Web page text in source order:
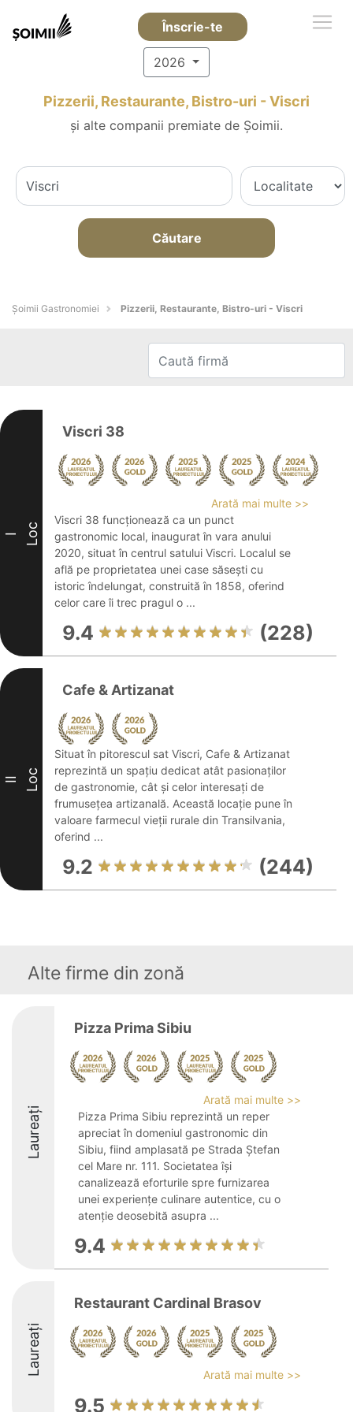
Înscrie-te
2026
Pizzerii, Restaurante, Bistro-uri - Viscri
și alte companii premiate de Șoimii.
Căutare
Șoimii Gastronomiei Pizzerii, Restaurante, Bistro-uri - Viscri
I Loc
Viscri 38
Arată mai multe >>
Viscri 38 funcționează ca un punct
gastronomic local, inaugurat în vara anului
2020, situat în centrul satului Viscri. Localul se
află pe proprietatea unei case săsești cu
istoric îndelungat, construită în 1858, oferind
celor care îi trec pragul o ...
9.4 (228)
II Loc
Cafe & Artizanat
Situat în pitorescul sat Viscri, Cafe & Artizanat
reprezintă un spațiu dedicat atât pasionaților
de gastronomie, cât și celor interesați de
frumusețea artizanală. Această locație pune în
valoare farmecul vieții rurale din Transilvania,
oferind ...
9.2 (244)
Alte firme din zonă
Laureați
Pizza Prima Sibiu
Arată mai multe >>
Pizza Prima Sibiu reprezintă un reper
apreciat în domeniul gastronomic din
Sibiu, fiind amplasată pe Strada Ștefan
cel Mare nr. 111. Societatea își
canalizează eforturile spre furnizarea
unei experiențe culinare autentice, cu o
atenție deosebită asupra ...
9.4
Laureați
Restaurant Cardinal Brasov
Arată mai multe >>
9.5